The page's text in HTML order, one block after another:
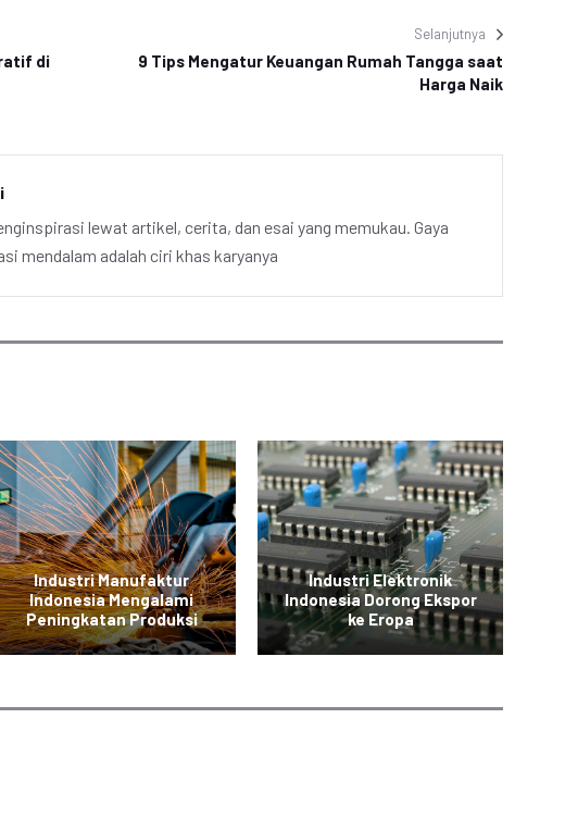
di
Selanjutnya
9 Tips Mengatur Keuangan Rumah Tangga saat
Harga Naik
lewat artikel, cerita, dan esai yang memukau. Gaya
mendalam adalah ciri khas karyanya
Industri Manufaktur
Indonesia Mengalami
Peningkatan Produksi
Industri Elektronik
Indonesia Dorong Ekspor
ke Eropa